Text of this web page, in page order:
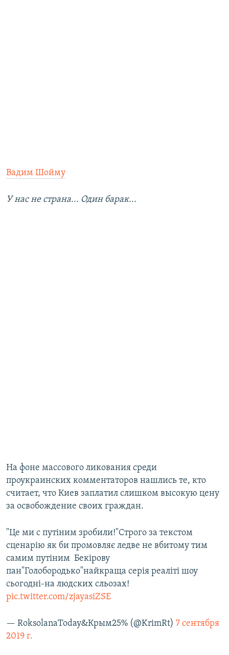
Вадим Шойму
У нас не страна... Один барак...
На фоне массового ликования среди
проукраинских комментаторов нашлись те, кто
считает, что Киев заплатил слишком высокую цену
за освобождение своих граждан.
"Це ми с путіним зробили!"Строго за текстом
сценарію як би промовляє ледве не вбитому тим
самим путіним Бекірову
пан"Голобородько"найкраща серія реаліті шоу
сьогодні-на людских сльозах!
pic.twitter.com/zjayasiZSE
— RoksolanaToday&Крым25% (@KrimRt) 7 сентября
2019 г.